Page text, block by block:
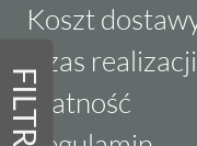
FILTRY
Koszt
Czas
Płatność